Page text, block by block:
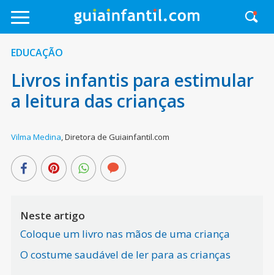
EDUCAÇÃO
Livros infantis para estimular
a leitura das crianças
Vilma Medina,Diretora de Guiainfantil.com
Neste artigo
Coloque um livro nas mãos de uma criança
O costume saudável de ler para as crianças